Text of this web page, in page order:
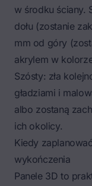
w środku ściany.
dołu (zostanie
mm od góry
akrylem w
Szósty: zła
gładziami i
albo zostaną
ich okolicy.
Kiedy
wykończenia
Panele 3D to